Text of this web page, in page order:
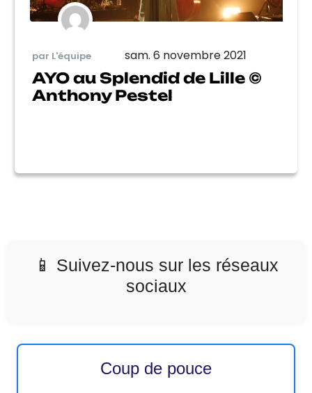
par L'équipe sam. 6 novembre 2021
AYO au Splendid de Lille ©
Anthony Pestel
📱 Suivez-nous sur les réseaux
sociaux
Coup de pouce